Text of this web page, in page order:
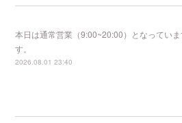
本日は通常営業（9:00~20:00）となってい
す。
2026.08.01 23:40